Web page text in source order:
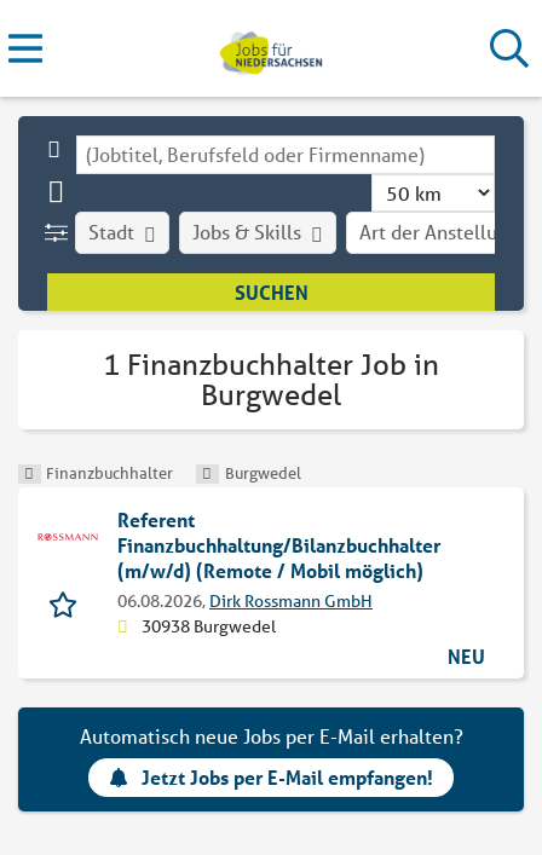
Stadt Art der Anstellung
Jobs & Skills
1 Finanzbuchhalter Job in
Burgwedel
Finanzbuchhalter Burgwedel
Referent
Finanzbuchhaltung/Bilanzbuchhalter
(m/w/d) (Remote / Mobil möglich)
06.08.2026, Dirk Rossmann GmbH
30938 Burgwedel
NEU
Automatisch neue Jobs per E-Mail erhalten?
Jetzt Jobs per E-Mail empfangen!